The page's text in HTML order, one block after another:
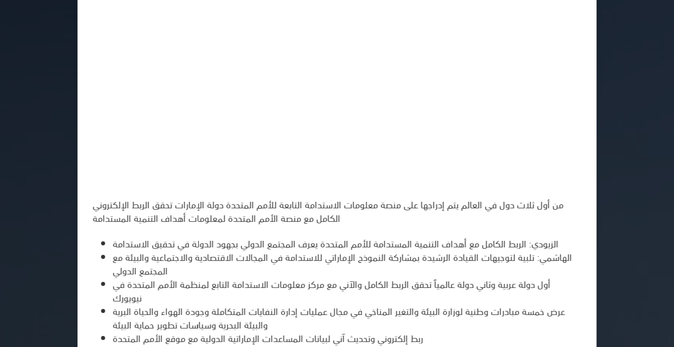
​​من أول ثلاث دول في العالم يتم إدراجها على منصة معلومات الاستدامة التابعة للأمم المتحدة دولة الإمارات تحقق الربط الإلكتروني
الكامل مع منصة الأمم المتحدة لمعلومات أهداف التنمية المستدامة
الزيودي: الربط الكامل مع أهداف التنمية المستدامة للأمم المتحدة يعرف المجتمع الدولي بجهود الدولة في تحقيق الاستدامة
الهاشمي: تلبية لتوجيهات القيادة الرشيدة بمشاركة النموذج الإماراتي للاستدامة في المجالات الاقتصادية والاجتماعية والبيئة مع
المجتمع الدولي
أول دولة عربية وثاني دولة عالمياً تحقق الربط الكامل والآني مع مركز معلومات الاستدامة التابع لمنظمة الأمم المتحدة في
نيويورك
عرض خمسة مبادرات وطنية لوزارة البيئة والتغير المناخي في مجال عمليات إدارة النفايات المتكاملة وجودة الهواء والحياة البرية
والبيئة البحرية وسياسات تطوير حماية البيئة
ربط إلكتروني وتحديث آني لبيانات المساعدات الإماراتية الدولية مع موقع الأمم المتحدة